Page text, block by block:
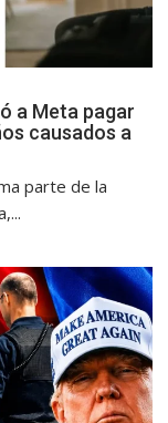
a Meta pagar
causados a
parte de la